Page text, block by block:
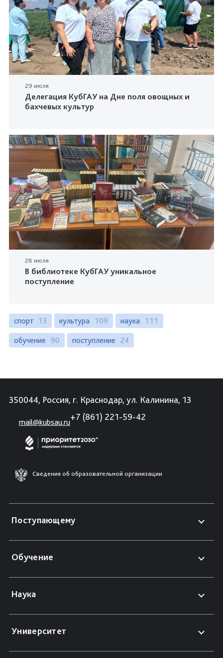
29 июля
Делегация КубГАУ на Дне поля овощных и
бахчевых культур
28 июля
В библиотеке КубГАУ уникальное
поступление
спорт 13 культура 109 наука 111
обучение 90 поступление 24
350044, Россия, г. Краснодар, ул. Калинина, 13
mail@kubsau.ru
+7 (861) 221-59-42
Сведения об образовательной организации
Поступающему
Обучение
Наука
Университет